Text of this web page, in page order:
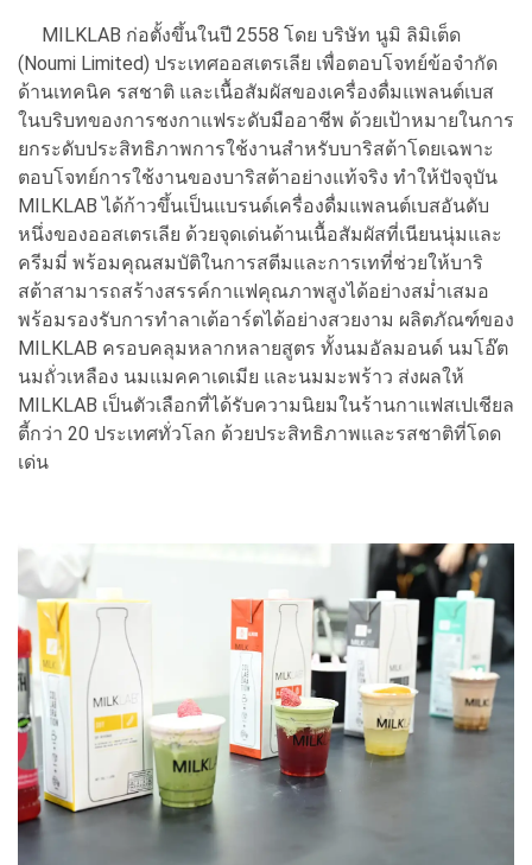
MILKLAB ก่อตั้งขึ้นในปี 2558 โดย บริษัท นูมิ ลิมิเต็ด
(Noumi Limited) ประเทศออสเตรเลีย เพื่อตอบโจทย์ข้อจำกัด
ด้านเทคนิค รสชาติ และเนื้อสัมผัสของเครื่องดื่มแพลนต์เบส
ในบริบทของการชงกาแฟระดับมืออาชีพ ด้วยเป้าหมายในการ
ยกระดับประสิทธิภาพการใช้งานสำหรับบาริสต้าโดยเฉพาะ
ตอบโจทย์การใช้งานของบาริสต้าอย่างแท้จริง ทำให้ปัจจุบัน
MILKLAB ได้ก้าวขึ้นเป็นแบรนด์เครื่องดื่มแพลนต์เบสอันดับ
หนึ่งของออสเตรเลีย ด้วยจุดเด่นด้านเนื้อสัมผัสที่เนียนนุ่มและ
ครีมมี่ พร้อมคุณสมบัติในการสตีมและการเทที่ช่วยให้บาริ
สต้าสามารถสร้างสรรค์กาแฟคุณภาพสูงได้อย่างสม่ำเสมอ
พร้อมรองรับการทำลาเต้อาร์ตได้อย่างสวยงาม ผลิตภัณฑ์ของ
MILKLAB ครอบคลุมหลากหลายสูตร ทั้งนมอัลมอนด์ นมโอ๊ต
นมถั่วเหลือง นมแมคคาเดเมีย และนมมะพร้าว ส่งผลให้
MILKLAB เป็นตัวเลือกที่ได้รับความนิยมในร้านกาแฟสเปเชียล
ตี้กว่า 20 ประเทศทั่วโลก ด้วยประสิทธิภาพและรสชาติที่โดด
เด่น